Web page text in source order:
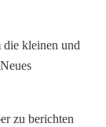
die kleinen und
zu berichten